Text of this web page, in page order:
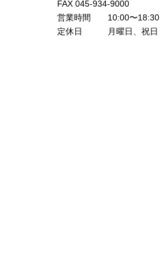
FAX 045-934-9000
営業時間 10:00〜18:30
定休日 月曜日、祝日